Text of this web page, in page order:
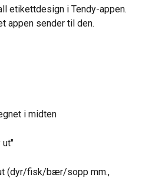
etikettdesign i Tendy-appen.
appen sender til den.
i midten
ut"
(dyr/fisk/bær/sopp mm.,